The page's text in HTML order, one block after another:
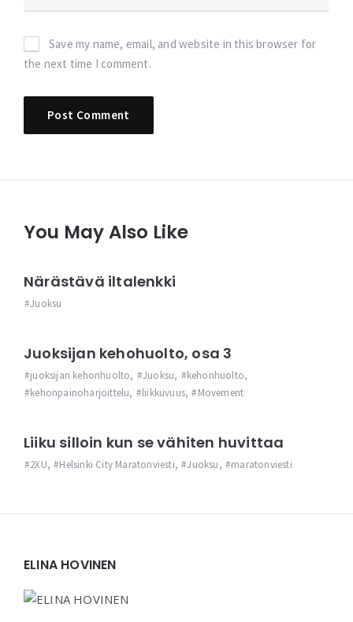
Save my name, email, and website in this browser for
the next time I comment.
You May Also Like
Närästävä iltalenkki
Juoksu
Juoksijan kehohuolto, osa 3
juoksijan kehonhuolto, Juoksu, kehonhuolto,
kehonpainoharjoittelu, liikkuvuus, Movement
Liiku silloin kun se vähiten huvittaa
2XU, Helsinki City Maratonviesti, Juoksu, maratonviesti
Widgets
ELINA HOVINEN